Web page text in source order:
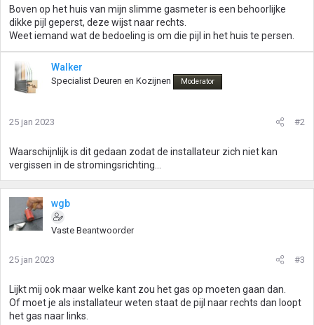
Boven op het huis van mijn slimme gasmeter is een behoorlijke
dikke pijl geperst, deze wijst naar rechts.
Weet iemand wat de bedoeling is om die pijl in het huis te persen.
Walker
Specialist Deuren en Kozijnen Moderator
25 jan 2023 #2
Waarschijnlijk is dit gedaan zodat de installateur zich niet kan
vergissen in de stromingsrichting...
wgb
Vaste Beantwoorder
25 jan 2023 #3
Lijkt mij ook maar welke kant zou het gas op moeten gaan dan.
Of moet je als installateur weten staat de pijl naar rechts dan loopt
het gas naar links.